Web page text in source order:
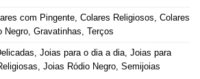
com Pingente Colares Religiosos Colares
Negro Gravatinhas Terços
Joias para o dia a dia, Joias para
Joias Ródio Negro Semijoias